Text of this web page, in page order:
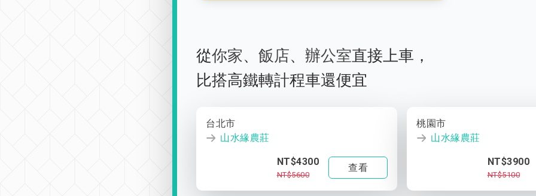
從你家、 飯店、 辦公室直接上車，
比搭高鐵轉計程車還便宜
台北市
山水緣農莊
NT$4300
NT$5600
查看
桃園市
山水緣農莊
NT$3900
NT$5100